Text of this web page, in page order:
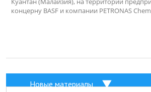
концерну BASF и компании PETRONAS
Новые материалы